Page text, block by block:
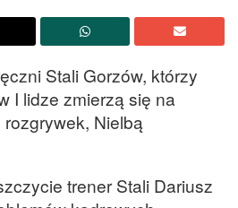
Stali Gorzów, którzy
I lidze zmierzą się na
Nielbą
trener Stali Dariusz